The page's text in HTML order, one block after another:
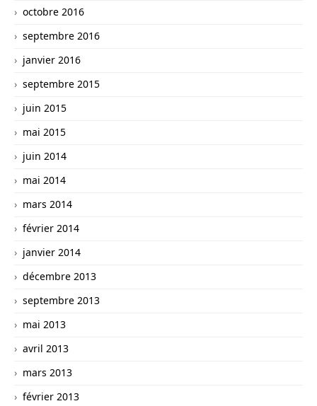
octobre 2016
septembre 2016
janvier 2016
septembre 2015
juin 2015
mai 2015
juin 2014
mai 2014
mars 2014
février 2014
janvier 2014
décembre 2013
septembre 2013
mai 2013
avril 2013
mars 2013
février 2013